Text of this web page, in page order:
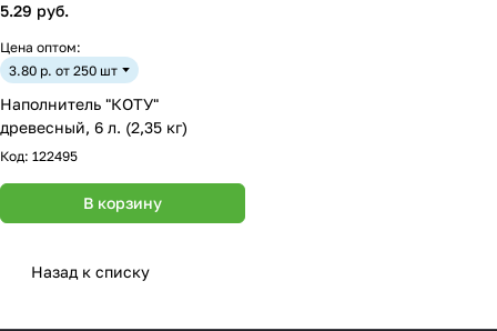
5.29 руб.
Цена оптом:
3.80 р. от 250 шт
Наполнитель "КОТУ"
древесный, 6 л. (2,35 кг)
Код: 122495
В корзину
Назад к списку